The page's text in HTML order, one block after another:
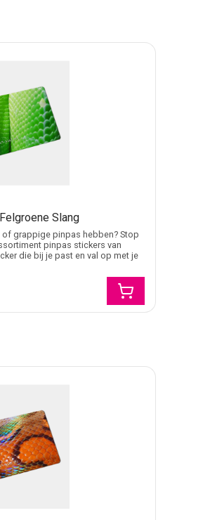
Slang
of grappige pinpas hebben? Stop
pinpas stickers van
die bij je past en val op met je